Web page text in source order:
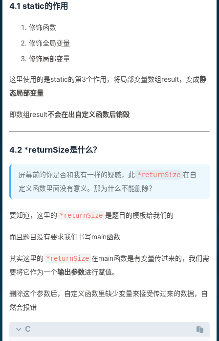
4.1 static的作用
修饰函数
修饰全局变量
修饰局部变量
这里使用的是static的第3个作用，将局部变量数组result，变成静
态局部变量
即数组result不会在出自定义函数后销毁
4.2 *returnSize是什么？
屏幕前的你是否和我有一样的疑惑，此 *returnSize 在自
定义函数里面没有意义。那为什么不能删除？
要知道，这里的 *returnSize 是题目的模板给我们的
而且题目没有要求我们书写main函数
其实这里的 *returnSize 在main函数是有变量传过来的，我们需
要将它作为一个输出参数进行赋值。
删除这个参数后，自定义函数里缺少变量来接受传过来的数据，自
然会报错
C